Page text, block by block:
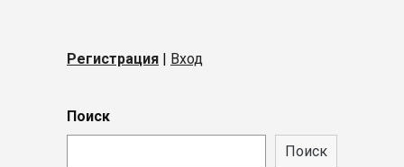
Регистрация | Вход
Поиск
Поиск